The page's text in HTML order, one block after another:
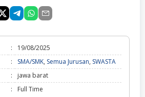
:
19/08/2025
: SMA/SMK, Semua Jurusan, SWASTA
Semua
SWASTA
:
jawa barat
: Full Time